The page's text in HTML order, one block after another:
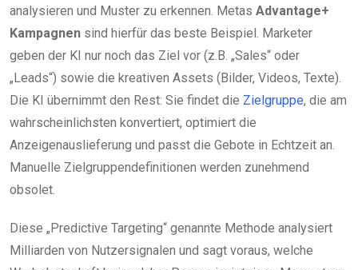
analysieren und Muster zu erkennen. Metas Advantage+
Kampagnen sind hierfür das beste Beispiel. Marketer
geben der KI nur noch das Ziel vor (z.B. „Sales“ oder
„Leads“) sowie die kreativen Assets (Bilder, Videos, Texte).
Die KI übernimmt den Rest: Sie findet die Zielgruppe, die am
wahrscheinlichsten konvertiert, optimiert die
Anzeigenauslieferung und passt die Gebote in Echtzeit an.
Manuelle Zielgruppendefinitionen werden zunehmend
obsolet.
Diese „Predictive Targeting“ genannte Methode analysiert
Milliarden von Nutzersignalen und sagt voraus, welche